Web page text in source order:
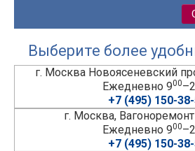
Выберите более
г. Москва Новоясеневский
Ежедневно 900
+7 (495) 150-
г. Москва,
Ежедневно 900
+7 (495) 150-